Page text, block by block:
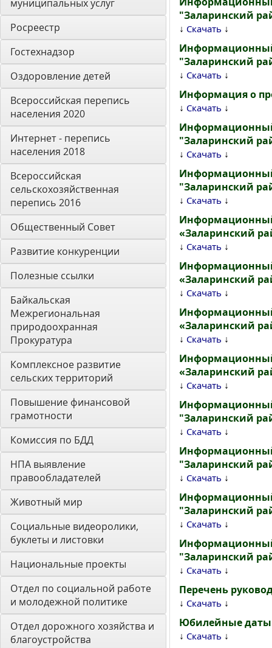
муниципальных услуг
Росреестр
Гостехнадзор
Оздоровление детей
Всероссийская перепись
населения 2020
Интернет - перепись
населения 2018
Всероссийская
сельскохозяйственная
перепись 2016
Общественный Совет
Развитие конкуренции
Полезные ссылки
Байкальская
Межрегиональная
природоохранная
Прокуратура
Комплексное развитие
сельских территорий
Повышение финансовой
грамотности
Комиссия по БДД
НПА выявление
правообладателей
Животный мир
Социальные видеоролики,
буклеты и листовки
Национальные проекты
Отдел по социальной работе
и молодежной политике
Отдел дорожного хозяйства и
благоустройства
"Заларинский
↓ Скачать ↓
Информационный
"Заларинский
↓ Скачать ↓
Информация о
↓ Скачать ↓
Информационный
"Заларинский
↓ Скачать ↓
Информационный
"Заларинский
↓ Скачать ↓
Информационный
«Заларинский
↓ Скачать ↓
Информационный
«Заларинский
↓ Скачать ↓
Информационный
«Заларинский
↓ Скачать ↓
Информационный
«Заларинский
↓ Скачать ↓
Информационный
"Заларинский
↓ Скачать ↓
Информационный
"Заларинский
↓ Скачать ↓
Информационный
"Заларинский
↓ Скачать ↓
Информационный
"Заларинский
↓ Скачать ↓
Перечень
↓ Скачать ↓
Юбилейные даты
↓ Скачать ↓